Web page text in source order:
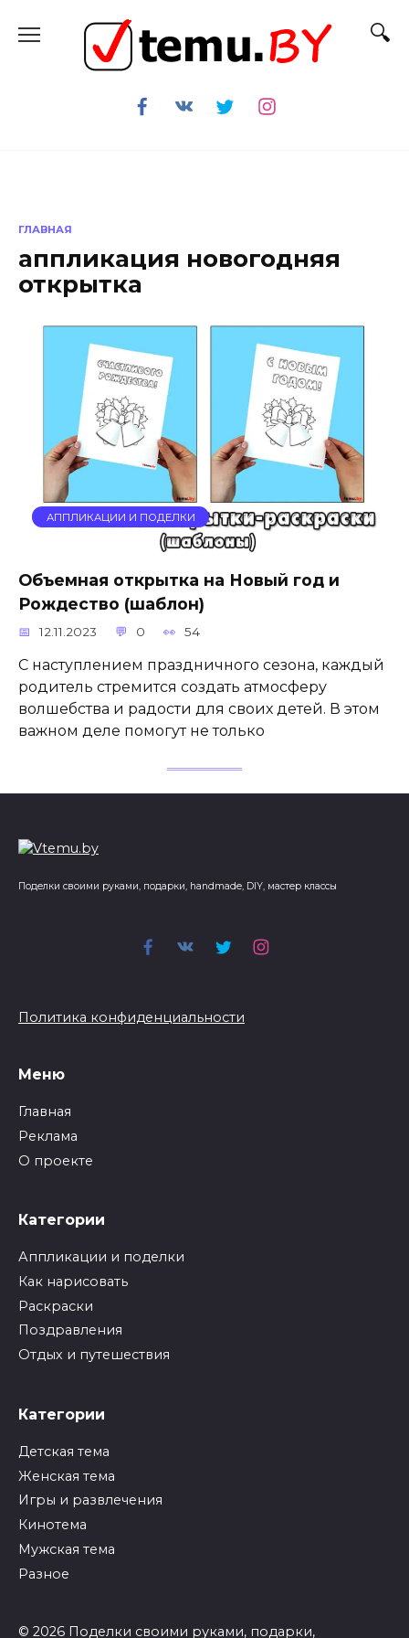
содержанию
ГЛАВНАЯ
аппликация новогодняя
открытка
АППЛИКАЦИИ И ПОДЕЛКИ
Объемная открытка на Новый год и
Рождество (шаблон)
12.11.2023 0 54
С наступлением праздничного сезона, каждый
родитель стремится создать атмосферу
волшебства и радости для своих детей. В этом
важном деле помогут не только
Поделки своими руками, подарки, handmade, DIY, мастер классы
Политика конфиденциальности
Меню
Главная
Реклама
О проекте
Категории
Аппликации и поделки
Как нарисовать
Раскраски
Поздравления
Отдых и путешествия
Категории
Детская тема
Женская тема
Игры и развлечения
Кинотема
Мужская тема
Разное
© 2026 Поделки своими руками, подарки,